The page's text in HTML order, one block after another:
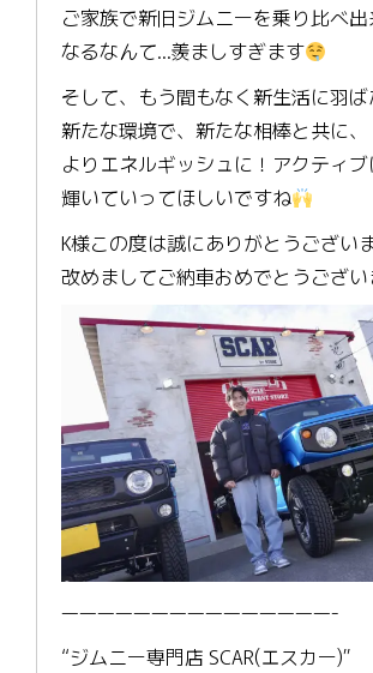
ご家族で新旧ジムニーを乗り比べ
なるなんて…羨ましすぎます
そして、もう間もなく新生活に羽ば
新たな環境で、新たな相棒と共に、
よりエネルギッシュに！アクティブ
輝いていってほしいですね
K様この度は誠にありがとうござい
改めましてご納車おめでとうござ
———————————————-
“ジムニー専門店 SCAR(エスカー)”